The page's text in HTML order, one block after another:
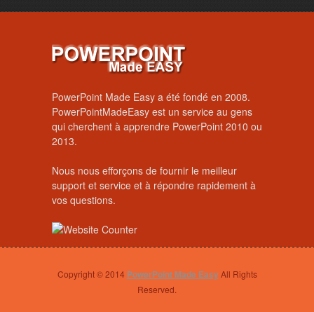
PowerPoint Made Easy a été fondé en 2008.
PowerPointMadeEasy est un service au gens
qui cherchent à apprendre PowerPoint 2010 ou
2013.
Nous nous efforçons de fournir le meilleur
support et service et à répondre rapidement à
vos questions.
Copyright © 2014 PowerPoint Made EasyAll Rights
Reserved.